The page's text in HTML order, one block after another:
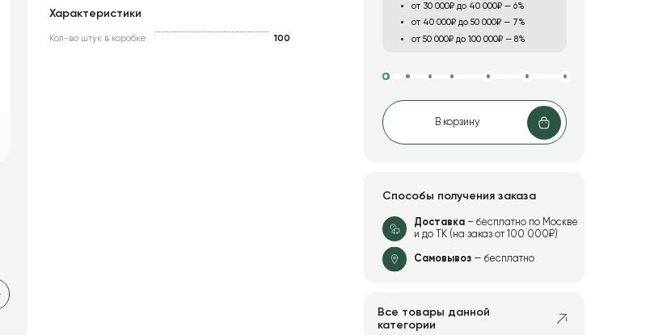
Характеристики
Кол-во штук в коробке 100
от 30 000₽ до 40 000₽ — 6%
от 40 000₽ до 50 000₽ — 7%
от 50 000₽ до 100 000₽ — 8%
В корзину
Способы получения заказа
Доставка– бесплатно по Москве
и до ТК (на заказ от 100 000₽)
Самовывоз— бесплатно
Все товары данной
категории